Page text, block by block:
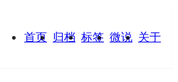
首页 归档 标签 微说 关于